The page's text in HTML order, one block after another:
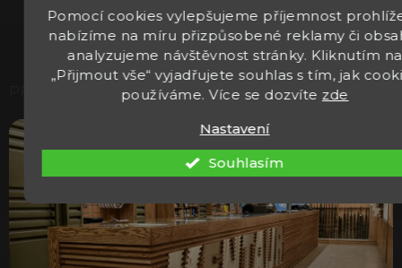
Pomocí cookies vylepšujeme příjemnost
nabízíme na míru přizpůsobené reklamy či
analyzujeme návštěvnost stránky. Kliknutím na
„Přijmout vše“ vyjadřujete souhlas s tím, jak
používáme. Více se dozvíte zde
Nastavení
Souhlasím
zpracováním osobních údajů.